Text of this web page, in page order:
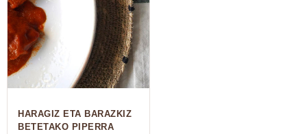
HARAGIZ ETA BARAZKIZ
BETETAKO PIPERRA